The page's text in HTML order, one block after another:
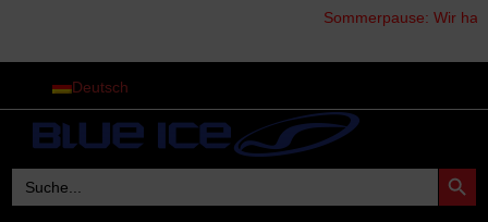
Sommerpause: Wir
Deutsch
Search
for:
Search Button